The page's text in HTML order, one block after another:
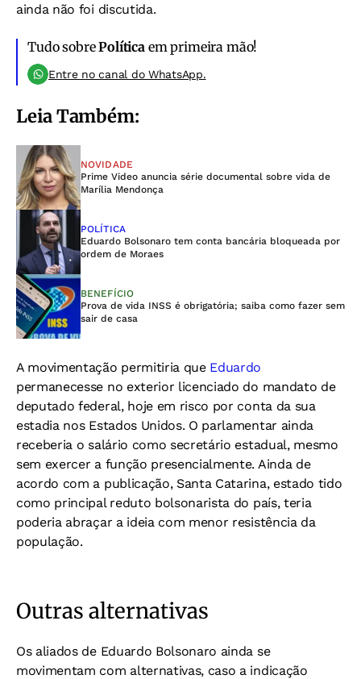
ainda não foi discutida.
Tudo sobrePolítica em primeira mão!
Entre no canal do WhatsApp.
Leia Também:
NOVIDADE
Prime Video anuncia série documental sobre vida de
Marília Mendonça
POLÍTICA
Eduardo Bolsonaro tem conta bancária bloqueada por
ordem de Moraes
BENEFÍCIO
Prova de vida INSS é obrigatória; saiba como fazer sem
sair de casa
A movimentação permitiria que Eduardo
permanecesse no exterior licenciado do mandato de
deputado federal, hoje em risco por conta da sua
estadia nos Estados Unidos. O parlamentar ainda
receberia o salário como secretário estadual, mesmo
sem exercer a função presencialmente. Ainda de
acordo com a publicação, Santa Catarina, estado tido
como principal reduto bolsonarista do país, teria
poderia abraçar a ideia com menor resistência da
população.
Outras alternativas
Os aliados de Eduardo Bolsonaro ainda se
movimentam com alternativas, caso a indicação